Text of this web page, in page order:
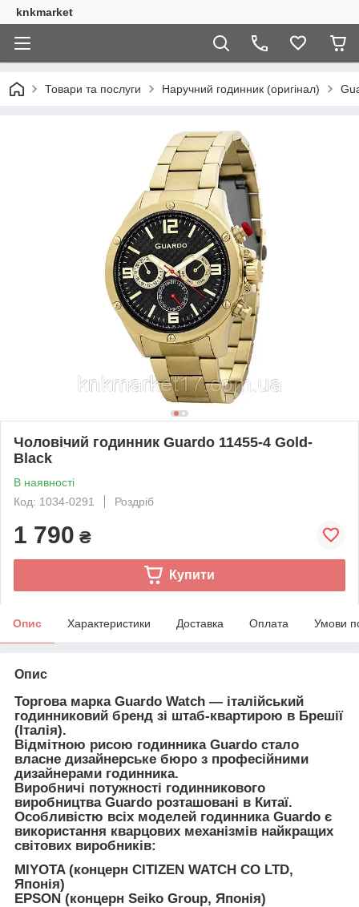
knkmarket
Товари та послуги Наручний годинник (оригінал)
Чоловічий годинник Guardo 11455-4 Gold-
Black
В наявності
Код: 1034-0291
Роздріб
1 790 ₴
Купити
Опис Характеристики Доставка Оплата Умови
Опис
Торгова марка Guardo Watch — італійський
годинниковий бренд зі штаб-квартирою в Брешії
(Італія).
Відмітною рисою годинника Guardo стало
власне дизайнерське бюро з професійними
дизайнерами годинника.
Виробничі потужності годинникового
виробництва Guardo розташовані в Китаї.
Особливістю всіх моделей годинника Guardo є
використання кварцових механізмів найкращих
світових виробників:
MIYOTA (концерн CITIZEN WATCH CO LTD,
Японія)
EPSON (концерн Seiko Group, Японія)